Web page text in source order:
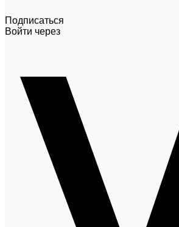
Подписаться
Войти через